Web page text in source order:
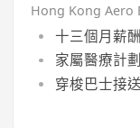
十三個月薪
家屬醫療計
穿梭巴士接送